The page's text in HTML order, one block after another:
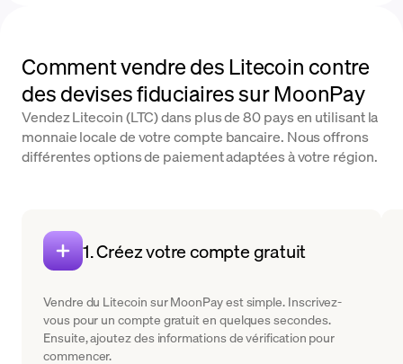
Comment vendre des Litecoin contre
des devises fiduciaires sur MoonPay
Vendez Litecoin (LTC) dans plus de 80 pays en utilisant la
monnaie locale de votre compte bancaire. Nous offrons
différentes options de paiement adaptées à votre région.
1. Créez votre compte gratuit
Vendre du Litecoin sur MoonPay est simple. Inscrivez-
vous pour un compte gratuit en quelques secondes.
Ensuite, ajoutez des informations de vérification pour
commencer.